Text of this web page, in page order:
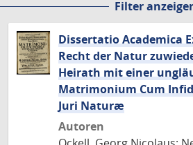
Filter
Dissertatio Academica
Recht der Natur
Heirath mit einer
Matrimonium Cum
Juri Naturæ
Autoren